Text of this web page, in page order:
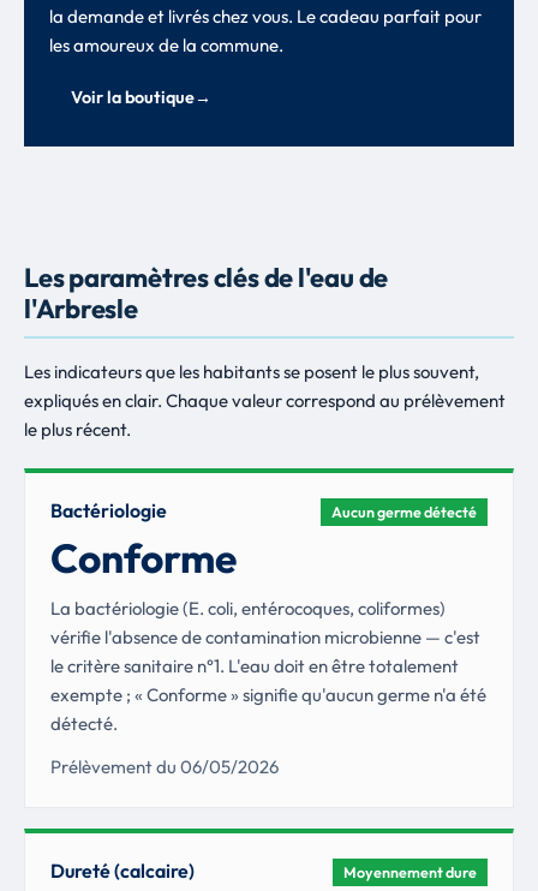
la demande et livrés chez vous. Le cadeau parfait pour
les amoureux de la commune.
Voir la boutique→
Les paramètres clés de l'eau de
l'Arbresle
Les indicateurs que les habitants se posent le plus souvent,
expliqués en clair. Chaque valeur correspond au prélèvement
le plus récent.
Bactériologie Aucun germe détecté
Conforme
La bactériologie (E. coli, entérocoques, coliformes)
vérifie l'absence de contamination microbienne — c'est
le critère sanitaire n°1. L'eau doit en être totalement
exempte ; « Conforme » signifie qu'aucun germe n'a été
détecté.
Prélèvement du 06/05/2026
Dureté (calcaire) Moyennement dure